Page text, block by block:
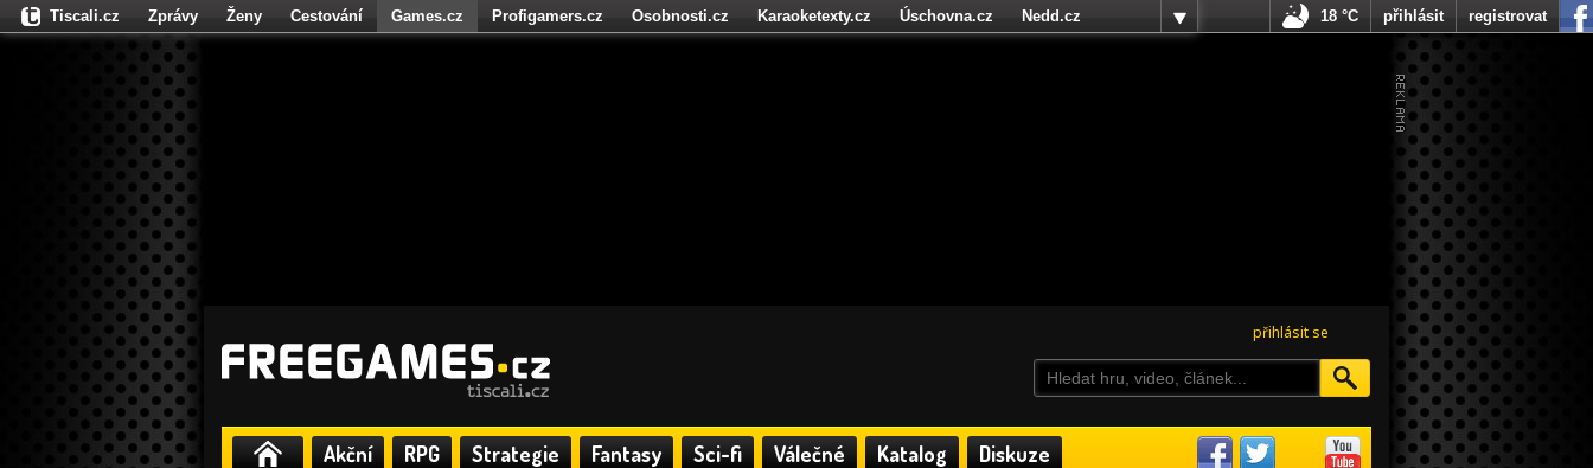
přihlásit se
Akční RPG Strategie Fantasy Sci-fi Válečné Katalog Diskuze
Tiscali.cz Zprávy Ženy Cestování Games.cz Profigamers.cz Osobnosti.cz Karaoketexty.cz Úschovna.cz
Nedd.cz
Fights.cz
18 °C přihlásit registrovat